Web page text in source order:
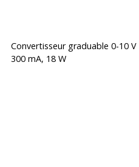
Convertisseur graduable 0-10
300 mA, 18 W